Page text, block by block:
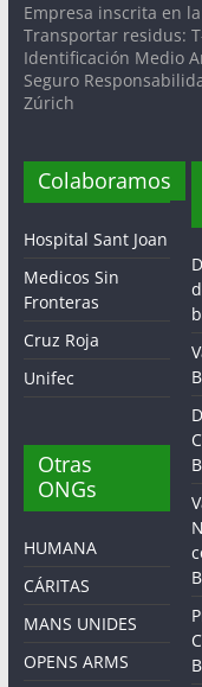
Empresa inscrita en
Transportar residus:
Identificación Medio
Seguro
Zúrich
Colaboramos
Hospital Sant Joan
Medicos Sin
Fronteras
Cruz Roja
Unifec
Otras
ONGs
HUMANA
CÁRITAS
MANS UNIDES
OPENS ARMS